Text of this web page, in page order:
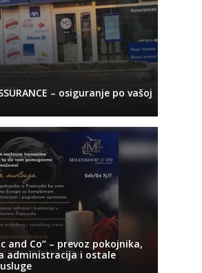
– osiguranje po vašoj
and Co“ – prevoz pokojnika,
administracija i ostale